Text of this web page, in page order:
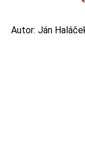
Autor: Ján